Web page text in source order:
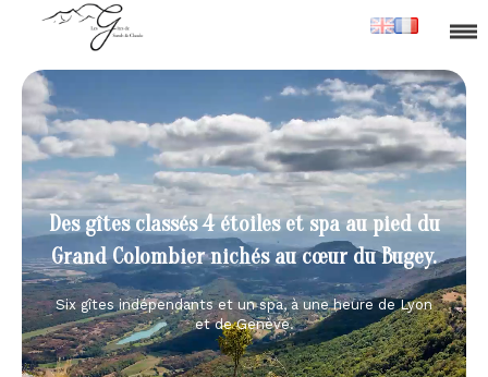
Des gîtes classés 4 étoiles et spa au pied du
Grand Colombier nichés au cœur du Bugey.
Six gîtes indépendants et un spa, à une heure de Lyon
et de Genève.